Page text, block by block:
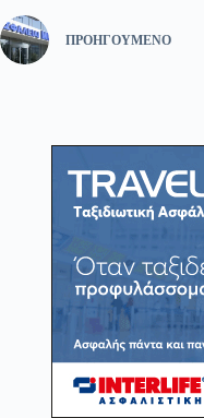
ΠΡΟΗΓΟΎΜΕΝΟ